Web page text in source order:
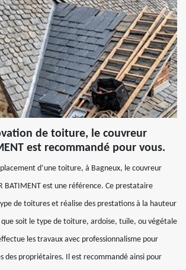
de toiture, le couvreur
est recommandé pour vous.
d’une toiture, à Bagneux, le couvreur
BATIMENT est une référence. Ce prestataire
de toitures et réalise des prestations à la hauteur
soit le type de toiture, ardoise, tuile, ou végétale
les travaux avec professionnalisme pour
des propriétaires. Il est recommandé ainsi pour